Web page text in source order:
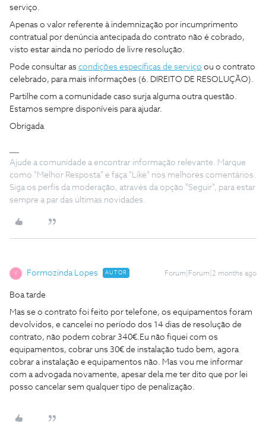
serviço.
Apenas o valor referente à indemnização por incumprimento
contratual por denúncia antecipada do contrato não é cobrado,
visto estar ainda no período de livre resolução.
Pode consultar as condições específicas de serviço ou o contrato
celebrado, para mais informações (6. DIREITO DE RESOLUÇÃO).
Partilhe com a comunidade caso surja alguma outra questão.
Estamos sempre disponíveis para ajudar.
Obrigada
Ajude a comunidade a encontrar informação relevante. Marque
como "Melhor Resposta" e faça "Like" nos melhores comentários.
Siga os perfis da moderação, através da opção "Seguir", para estar
sempre a par das últimas novidades.
F Formozinda Lopes AUTOR Forum|Forum|2 months ago
Boa tarde
Mas se o contrato foi feito por telefone, os equipamentos foram
devolvidos, e cancelei no período dos 14 dias de resolução de
contrato, não podem cobrar 340€.Eu não fiquei com os
equipamentos, cobrar uns 30€ de instalação tudo bem, agora
cobrar a instalação e equipamentos não. Mas vou me informar
com a advogada novamente, apesar dela me ter dito que por lei
posso cancelar sem qualquer tipo de penalização.